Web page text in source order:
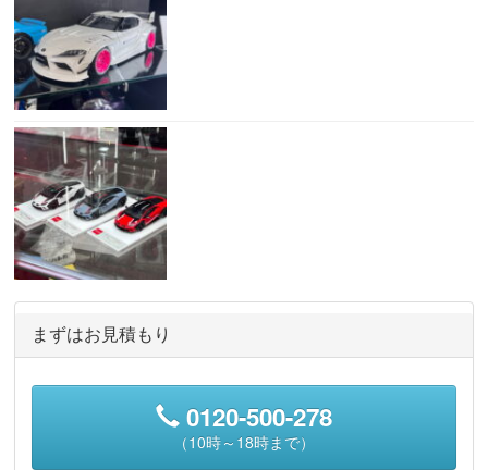
まずはお見積もり
0120-500-278
（10時～18時まで）